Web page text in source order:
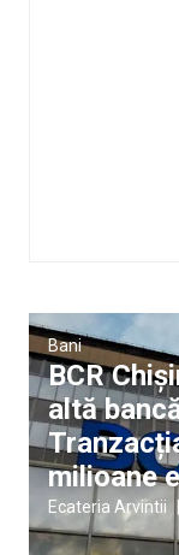
Bani
BCR
altă
milioane
Ecateria Arvintii